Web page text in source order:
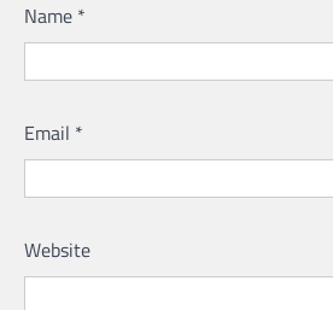
Name *
Email *
Website